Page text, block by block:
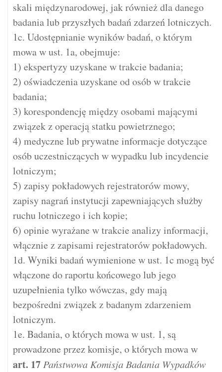
skali międzynarodowej, jak również dla danego
badania lub przyszłych badań zdarzeń lotniczych.
1c. Udostępnianie wyników badań, o którym
mowa w ust. 1a, obejmuje:
1) ekspertyzy uzyskane w trakcie badania;
2) oświadczenia uzyskane od osób w trakcie
badania;
3) korespondencję między osobami mającymi
związek z operacją statku powietrznego;
4) medyczne lub prywatne informacje dotyczące
osób uczestniczących w wypadku lub incydencie
lotniczym;
5) zapisy pokładowych rejestratorów mowy,
zapisy nagrań instytucji zapewniających służby
ruchu lotniczego i ich kopie;
6) opinie wyrażane w trakcie analizy informacji,
włącznie z zapisami rejestratorów pokładowych.
1d. Wyniki badań wymienione w ust. 1c mogą być
włączone do raportu końcowego lub jego
uzupełnienia tylko wówczas, gdy mają
bezpośredni związek z badanym zdarzeniem
lotniczym.
1e. Badania, o których mowa w ust. 1, są
prowadzone przez komisje, o których mowa w
art. 17 Państwowa Komisja Badania Wypadków